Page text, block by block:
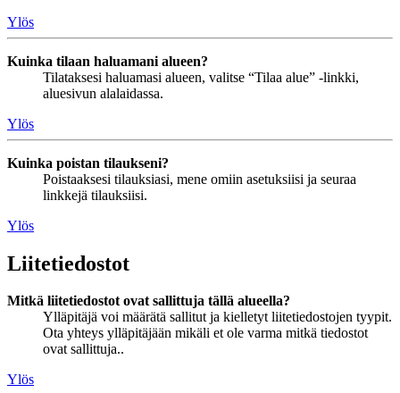
Ylös
Kuinka tilaan haluamani alueen?
Tilataksesi haluamasi alueen, valitse “Tilaa alue” -linkki,
aluesivun alalaidassa.
Ylös
Kuinka poistan tilaukseni?
Poistaaksesi tilauksiasi, mene omiin asetuksiisi ja seuraa
linkkejä tilauksiisi.
Ylös
Liitetiedostot
Mitkä liitetiedostot ovat sallittuja tällä alueella?
Ylläpitäjä voi määrätä sallitut ja kielletyt liitetiedostojen tyypit.
Ota yhteys ylläpitäjään mikäli et ole varma mitkä tiedostot
ovat sallittuja..
Ylös